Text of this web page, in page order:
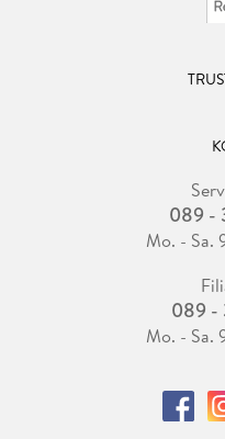
089 -
Mo. - Sa.
089 -
Mo. - Sa.